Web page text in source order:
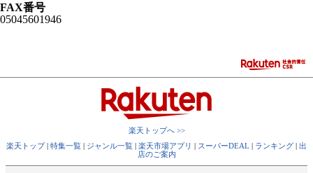
FAX番号
05045601946
楽天トップへ >>
楽天トップ| 特集一覧 | ジャンル一覧 | 楽天市場アプリ | スーパーDEAL | ランキング | 出
店のご案内